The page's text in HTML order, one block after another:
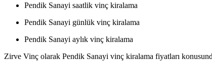
Pendik Sanayi saatlik vinç kiralama
Pendik Sanayi günlük vinç kiralama
Pendik Sanayi aylık vinç kiralama
Zirve Vinç olarak Pendik Sanayi vinç kiralama fiyatları